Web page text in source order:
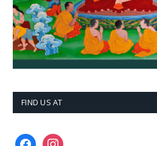
FIND US AT
facebookinstagram